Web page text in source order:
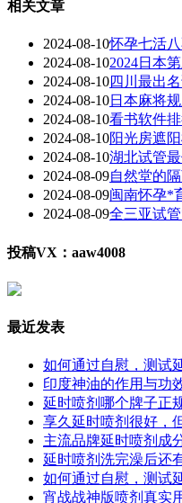
相关文章
2024-08-10怀孕七活
2024-08-102024日本
2024-08-10四川最出
2024-08-10日本麻将
2024-08-10看书软件
2024-08-10阳光房遮
2024-08-10湖北试管
2024-08-09自然堂的
2024-08-09闽南怀孕*
2024-08-09全三亚试
投稿VX：aaw4008
最近发表
如何通过自慰，测试
印度神油的作用与功
延时喷剂哪个牌子正
享久延时喷剂很好，
主流品牌延时喷剂成
延时喷剂洗完澡后还
如何通过自慰，测试
宵战战神版喷剂真实